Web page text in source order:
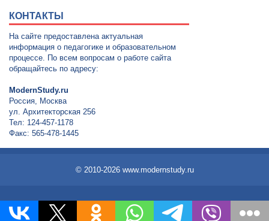
КОНТАКТЫ
На сайте предоставлена актуальная
информация о педагогике и образовательном
процессе. По всем вопросам о работе сайта
обращайтесь по адресу:
ModernStudy.ru
Россия, Москва
ул. Архитекторская 256
Тел: 124-457-1178
Факс: 565-478-1445
© 2010-2026 www.modernstudy.ru